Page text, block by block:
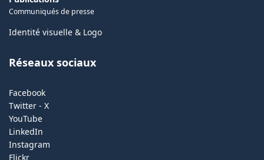
Communiqués de presse
Identité visuelle & Logo
Réseaux sociaux
Facebook
Twitter - X
YouTube
LinkedIn
Instagram
Flickr